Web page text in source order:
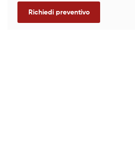
Richiedi preventivo